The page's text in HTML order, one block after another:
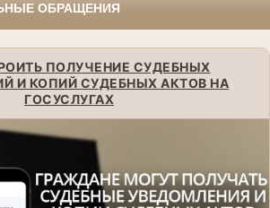
ОБРАЩЕНИЯ
ПОЛУЧЕНИЕ СУДЕБНЫХ
И КОПИЙ СУДЕБНЫХ АКТОВ НА
ГОСУСЛУГАХ